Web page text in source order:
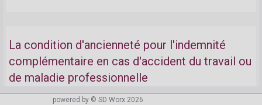
La condition d'ancienneté pour l'indemnité
complémentaire en cas d'accident du travail ou
de maladie professionnelle
powered by © SD Worx 2026